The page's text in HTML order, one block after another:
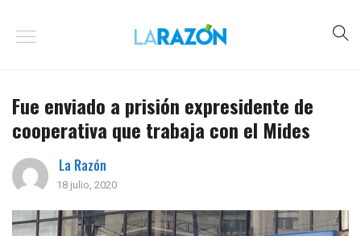
Fue enviado a prisión expresidente de
cooperativa que trabaja con el Mides
La Razón
18 julio, 2020